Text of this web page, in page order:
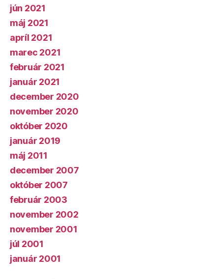
jún 2021
máj 2021
apríl 2021
marec 2021
február 2021
január 2021
december 2020
november 2020
október 2020
január 2019
máj 2011
december 2007
október 2007
február 2003
november 2002
november 2001
júl 2001
január 2001